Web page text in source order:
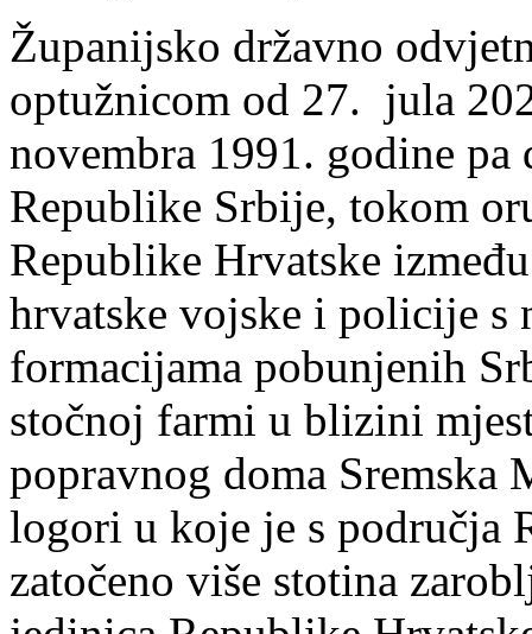
Županijsko državno
optužnicom od 27. jula
novembra 1991. godine
Republike Srbije, tokom
Republike Hrvatske
hrvatske vojske i policije s
formacijama pobunjenih
stočnoj farmi u blizini
popravnog doma
logori u koje je s područja
zatočeno više stotina